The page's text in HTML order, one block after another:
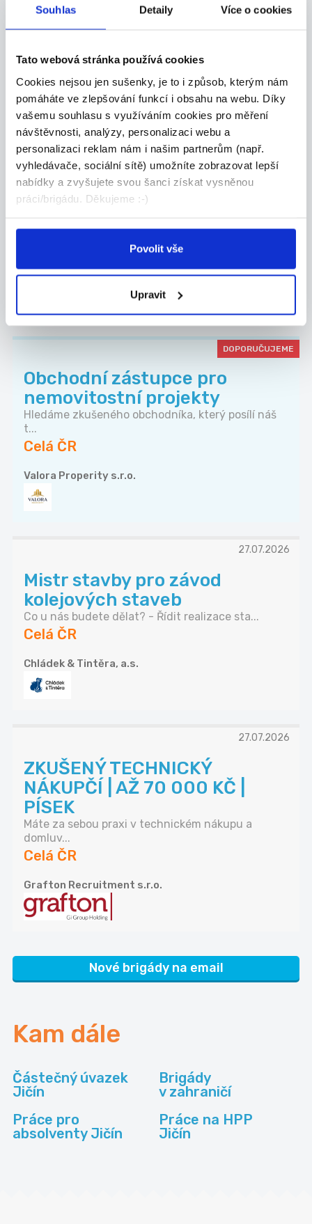
Souhlas Detaily Více o cookies
Tato webová stránka používá cookies
Cookies nejsou jen sušenky, je to i způsob, kterým nám
pomáháte ve zlepšování funkcí i obsahu na webu. Díky
vašemu souhlasu s využíváním cookies pro měření
návštěvnosti, analýzy, personalizaci webu a
personalizaci reklam nám i našim partnerům (např.
vyhledávače, sociální sítě) umožníte zobrazovat lepší
nabídky a zvyšujete svou šanci získat vysněnou
práci/brigádu. Děkujeme :-)
Povolit vše
Upravit
SKLADNÍK | 32 000 Kč | Bez
nočních směn
Celá ČR
Grafton Recruitment s.r.o.
24.07.2026
Manažer obchodního týmu
Přidejte se k Allianz, největší pojišťovně na sv...
Celá ČR
DOPORUČUJEME
Obchodní zástupce pro
nemovitostní projekty
Hledáme zkušeného obchodníka, který posílí náš
t...
Celá ČR
Valora Properity s.r.o.
27.07.2026
Mistr stavby pro závod
kolejových staveb
Co u nás budete dělat? - Řídit realizace sta...
Celá ČR
Chládek & Tintěra, a.s.
27.07.2026
ZKUŠENÝ TECHNICKÝ
NÁKUPČÍ | AŽ 70 000 KČ |
PÍSEK
Máte za sebou praxi v technickém nákupu a
domluv...
Celá ČR
Grafton Recruitment s.r.o.
Nové brigády na email
Kam dále
Částečný úvazek
Jičín
Brigády
v zahraničí
Práce pro
absolventy Jičín
Práce na HPP
Jičín